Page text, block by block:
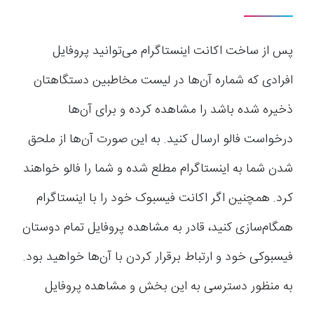
پس از ساخت اکانت اینستاگرام می‌توانید پروفایل
افرادی که شماره آن‌ها در لیست مخاطبین دستگاهتان
ذخیره شده باشد را مشاهده کرده و برای آن‌ها
درخواست فالو ارسال کنید. به این صورت آن‌ها از ملحق
شدن شما به اینستاگرام مطلع شده و شما را فالو خواهند
کرد. همچنین اگر اکانت فیسبوک خود را با اینستاگرام
همگام‌سازی کنید، قادر به مشاهده پروفایل تمام دوستان
فیسبوکی خود و ارتباط برقرار کردن با آن‌ها خواهید بود.
به منظور دسترسی به این بخش و مشاهده پروفایل